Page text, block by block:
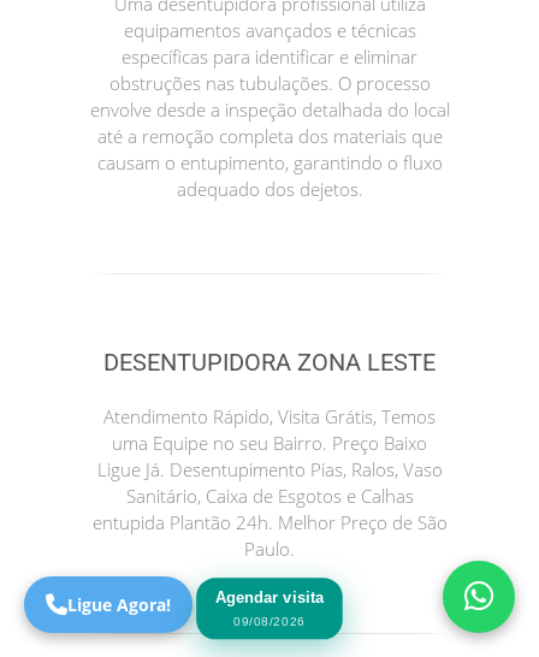
equipamentos avançados e técnicas
específicas para identificar e eliminar
obstruções nas tubulações. O processo
envolve desde a inspeção detalhada do local
até a remoção completa dos materiais que
causam o entupimento, garantindo o fluxo
adequado dos dejetos.
DESENTUPIDORA ZONA LESTE
Atendimento Rápido, Visita Grátis, Temos
uma Equipe no seu Bairro. Preço Baixo
Ligue Já. Desentupimento Pias, Ralos, Vaso
Sanitário, Caixa de Esgotos e Calhas
entupida Plantão 24h. Melhor Preço de São
Paulo.
Agendar visita
09/08/2026
Precisa de Ajuda?
Online
São Paulo! Precisa de
ajuda?
Online
Ligue Agora!